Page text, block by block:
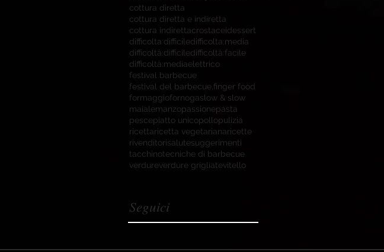
cottura diretta
cottura diretta e indiretta
cottura indirettacrostaceidessert
difficolta:difficiledifficolta:media
difficoltà:difficiledifficoltà:facile
difficoltà:mediaelettrico
festival barbecue
festival del barbecue, finger food
formaggiofornogaslow & slow
maialemanzopassionepasta
pescepiatto unicopollopulizia
ricettaricetta vegetarianaricette
rivenditorisalutesuggerimenti
tacchinotecniche di barbecue
verdureverdure grigliatevitello
Seguici